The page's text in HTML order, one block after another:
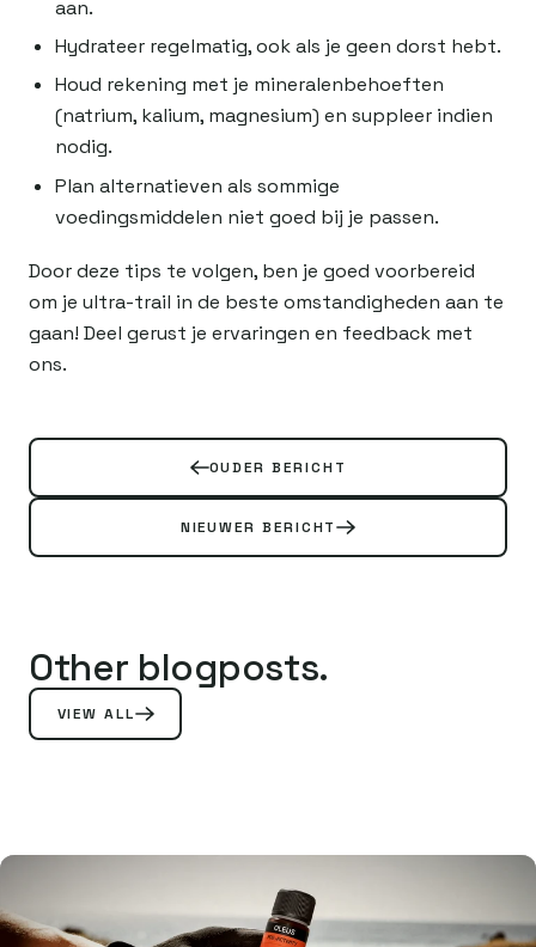
aan.
Hydrateer regelmatig, ook als je geen dorst hebt.
Houd rekening met je mineralenbehoeften
(natrium, kalium, magnesium) en suppleer indien
nodig.
Plan alternatieven als sommige
voedingsmiddelen niet goed bij je passen.
Door deze tips te volgen, ben je goed voorbereid
om je ultra-trail in de beste omstandigheden aan te
gaan! Deel gerust je ervaringen en feedback met
ons.
OUDER BERICHT
NIEUWER BERICHT
Other blogposts.
VIEW ALL
ACTUALLY
YOUR CELLS
TRAINING